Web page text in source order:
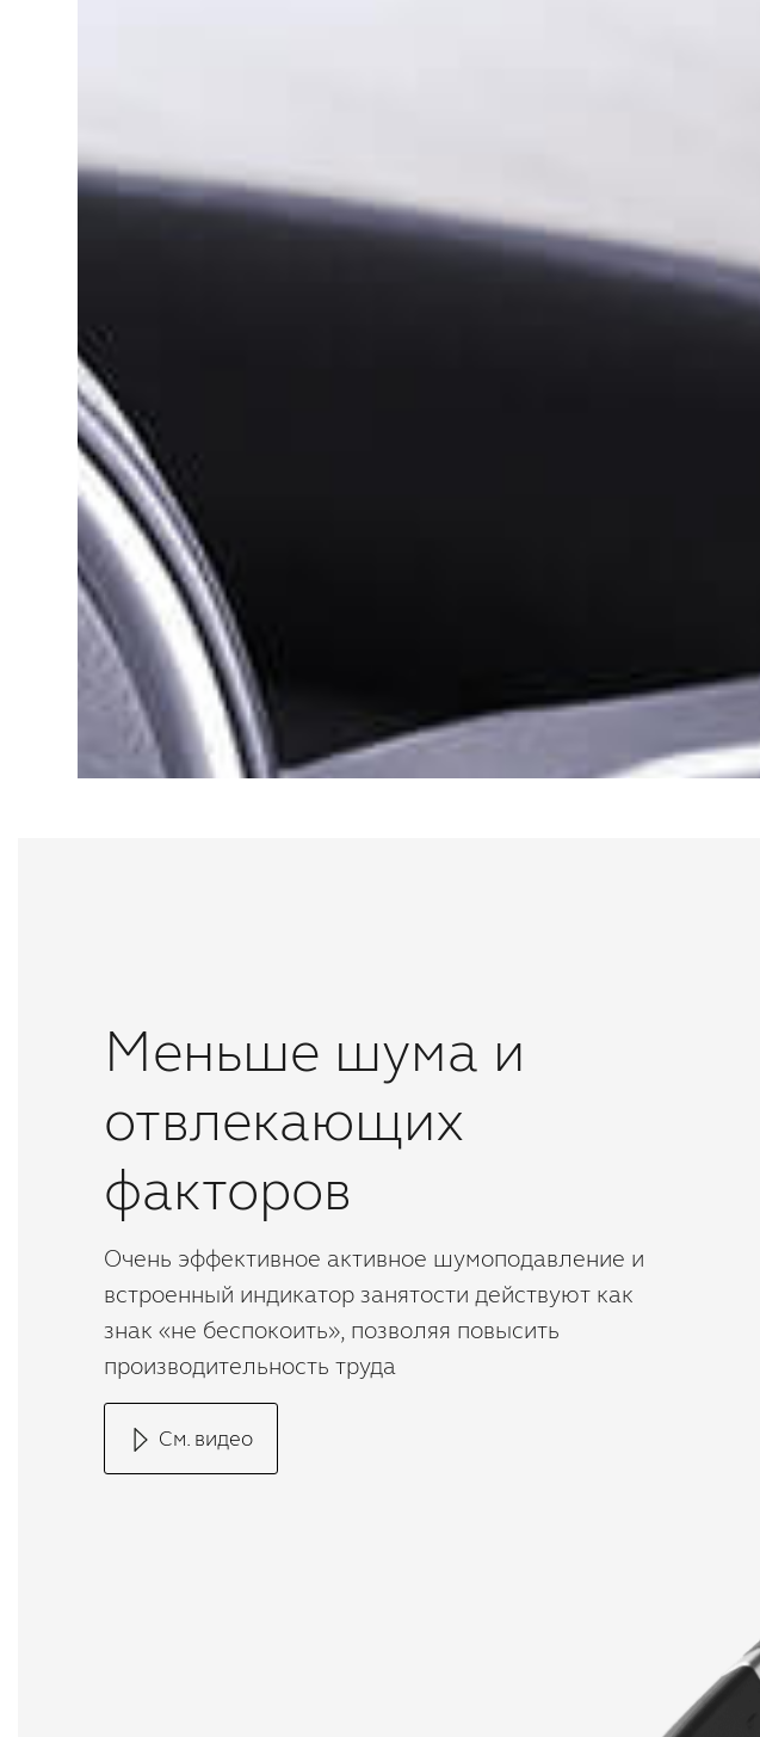
Меньше шума и
отвлекающих
факторов
Очень эффективное активное шумоподавление и
встроенный индикатор занятости действуют как
знак «не беспокоить», позволяя повысить
производительность труда
См. видео